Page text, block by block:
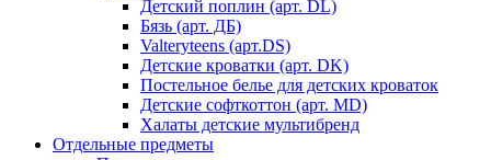
Детский поплин (арт. DL)
Бязь (арт. ДБ)
Valteryteens (арт.DS)
Детские кроватки (арт. DK)
Постельное белье для детских кроваток
Детские софткоттон (арт. MD)
Халаты детские мультибренд
Отдельные предметы